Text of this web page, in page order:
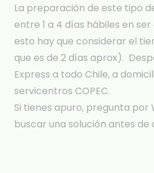
La preparación de este tipo
entre 1 a 4 días hábiles en
esto hay que considerar el
que es de 2 días aprox).
Express a todo Chile, a
servicentros COPEC.
Si tienes apuro, pregunta por
buscar una solución antes de